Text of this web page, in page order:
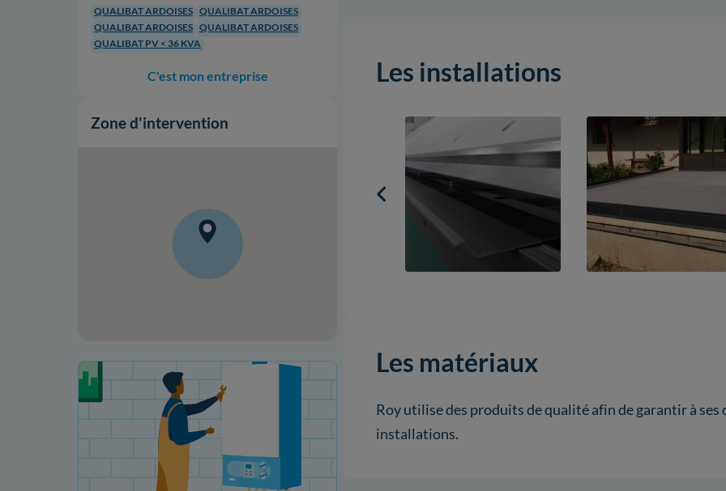
QUALIBAT ARDOISES QUALIBAT ARDOISES
QUALIBAT ARDOISES QUALIBAT ARDOISES
QUALIBAT PV < 36 KVA
C'est mon entreprise
Zone d'intervention
Votre projet de rénovation
Les installations
Les matériaux
Roy utilise des produits de qualité afin de garantir à
installations.